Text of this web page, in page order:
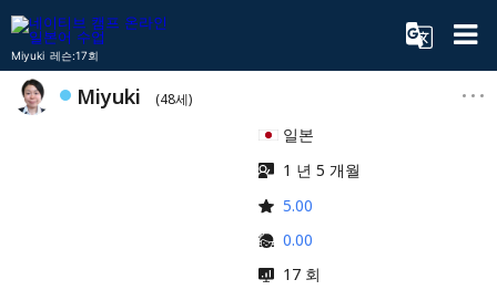
Miyuki 레슨:17회
Miyuki (48세)
일본
1 년 5 개월
5.00
0.00
17 회